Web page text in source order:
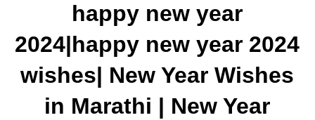
happy new year
2024|happy new year 2024
wishes| New Year Wishes
in Marathi | New Year